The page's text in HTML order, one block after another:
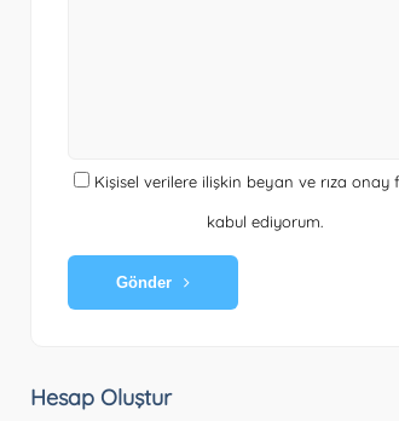
Kişisel verilere ilişkin beyan ve rıza onay
kabul ediyorum.
Gönder
Hesap Oluştur